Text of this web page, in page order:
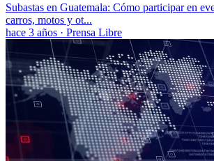
Subastas en Guatemala: Cómo participar en
carros, motos y ot...
hace 3 años · Prensa Libre